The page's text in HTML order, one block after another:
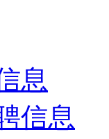
息
信息